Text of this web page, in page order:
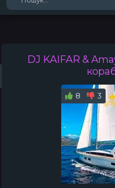
DJ KAIFAR &
8 3